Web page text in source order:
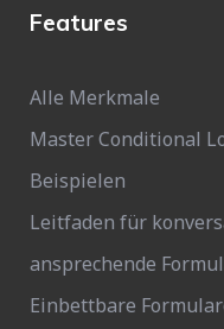
Features
Alle Merkmale
Master Conditional
Beispielen
Leitfaden für
ansprechende
Einbettbare